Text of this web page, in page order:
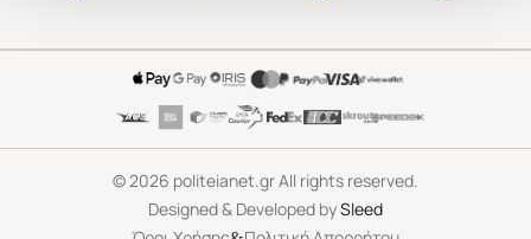
©2026 politeianet.gr All rights reserved.
Designed & Developed bySleed